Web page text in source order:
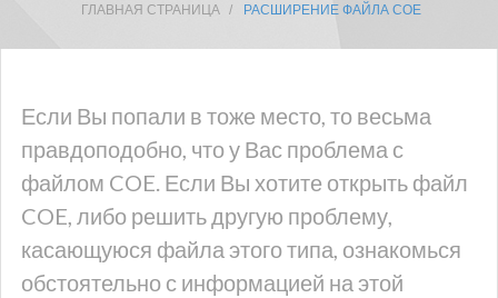
ГЛАВНАЯ СТРАНИЦА РАСШИРЕНИЕ ФАЙЛА COE
Если Вы попали в тоже место, то весьма
правдоподобно, что у Вас проблема с
файлом COE. Если Вы хотите открыть файл
COE, либо решить другую проблему,
касающуюся файла этого типа, ознакомься
обстоятельно с информацией на этой